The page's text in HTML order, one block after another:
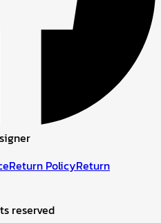
Return PolicyReturn
reserved